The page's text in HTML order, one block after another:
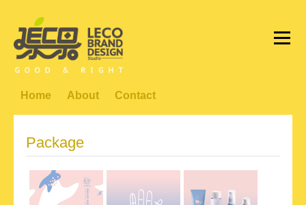
Home About Contact
Package